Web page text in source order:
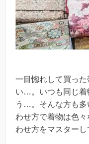
一目惚れして買っ
い…。いつも同じ着
う…。そんな方も多
わせ方で着物は色
わせ方をマスター